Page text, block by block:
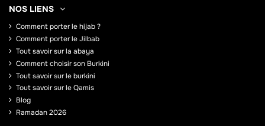
NOS LIENS
Comment porter le hijab ?
Comment porter le Jilbab
Tout savoir sur la abaya
Comment choisir son Burkini
Tout savoir sur le burkini
Tout savoir sur le Qamis
Blog
Ramadan 2026